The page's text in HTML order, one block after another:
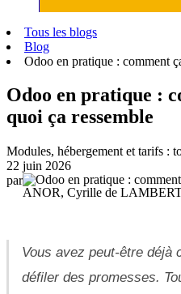
Tous les blogs
Blog
Odoo en pratique : comment
Odoo en pratique :
quoi ça ressemble
Modules, hébergement et tarifs :
22 juin 2026
par
ANOR, Cyrille de
Vous avez peut-être déjà
défiler des promesses.